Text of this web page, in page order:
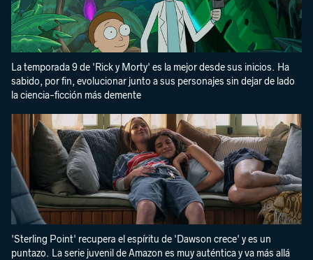
La temporada 9 de 'Rick y Morty' es la mejor desde sus inicios. Ha
sabido, por fin, evolucionar junto a sus personajes sin dejar de lado
la ciencia-ficción más demente
'Sterling Point' recupera el espíritu de 'Dawson crece' y es un
puntazo. La serie juvenil de Amazon es muy auténtica y va más allá